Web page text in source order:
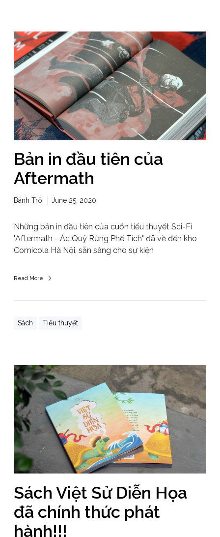
Bản in đầu tiên của
Aftermath
Bánh Trôi June 25, 2020
Những bản in đầu tiên của cuốn tiểu thuyết Sci-Fi
"Aftermath - Ác Quỷ Rừng Phế Tích" đã về đến kho
Comicola Hà Nội, sẵn sàng cho sự kiện
Read More
Sách Tiểu thuyết
Sách Việt Sử Diễn Họa
đã chính thức phát
hành!!!